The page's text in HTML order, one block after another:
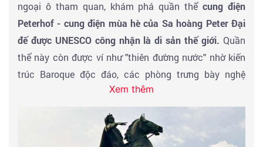
Armory. Viettourist tặng Quý khách vé tham quan
khuôn viên Điện Kremlin & Quảng trường Nhà thờ bao
gồm:
*Quảng trường Nhà thờ- một quần thể ngoạn mục
gồm 4 nhà thờ lớn nằm trong cùng một quảng trường.
Quảng trường này nổi tiếng là nơi diễn ra lễ đăng
quang và lễ tang của tất cả các Sa hoàng Nga. Ngày
nay, nơi đây được sử dụng làm nơi tổ chức lễ nhậm
ngoại ô tham quan, khám phá quần thểcung điện
Peterhof - cung điện mùa hè của Sa hoàng Peter Đại
đế được UNESCO công nhận là di sản thế giới. Quần
thể này còn được ví như "thiên đường nước" nhờ kiến
trúc Baroque độc đáo, các phòng trưng bày nghệ
thuật và bố cục cảnh quan hài hòa, tạo nên một
không gian vừa sang trọng vừa thư giãn. Quý khách
thoả sức khám phá (Viettourist tặng vé tham quan
) tham quan trọn vẹn quần thể bao
Xem thêm